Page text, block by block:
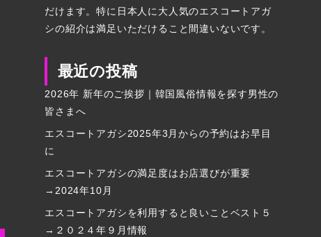
だけます。特に日本人に大人気のエスコートアガ
シの紹介は満足いただけること間違いないです。
最近の投稿
2026年 新年のご挨拶｜韓国風俗情報を探す男性の
皆さまへ
エスコートアガシ2025年3月からの予約はお早目
に
エスコートアガシの満足度はお店選びが重要
→2024年10月
エスコートアガシを利用すると良いことベスト５
→２０２４年９月情報